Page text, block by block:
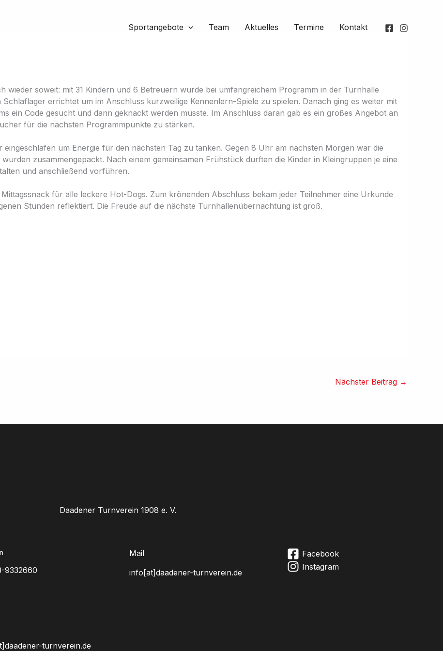
Sportangebote Team Aktuelles Termine Kontakt
wieder soweit: mit 31 Kindern und 6 Betreuern wurde bei umfangreichem Programm in der Turnhalle
errichtet um im Anschluss kurzweilige Kennenlern-Spiele zu spielen. Danach ging es weiter mit
ein Code gesucht und dann geknackt werden musste. Im Anschluss daran gab es ein großes Angebot an
für die nächsten Programmpunkte zu stärken.
um Energie für den nächsten Tag zu tanken. Gegen 8 Uhr am nächsten Morgen war die
zusammengepackt. Nach einem gemeinsamen Frühstück durften die Kinder in Kleingruppen je eine
und anschließend vorführen.
für alle leckere Hot-Dogs. Zum krönenden Abschluss bekam jeder Teilnehmer eine Urkunde
Stunden reflektiert. Die Freude auf die nächste Turnhallenübernachtung ist groß.
Nächster Beitrag →
Daadener Turnverein 1908 e. V.
9332660
turnverein.de
Mail
info[at]daadener-turnverein.de
Facebook
Instagram